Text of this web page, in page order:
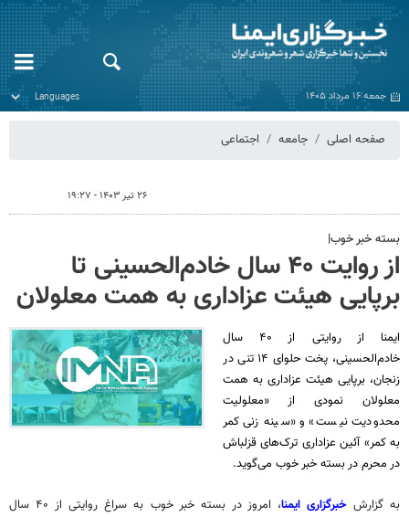
جمعه ۱۶ مرداد ۱۴۰۵
صفحه اصلی جامعه اجتماعی
۲۶ تیر ۱۴۰۳ - ۱۹:۲۷
بسته خبر خوب|
از روایت ۴۰ سال خادم‌الحسینی تا
برپایی هیئت عزاداری به همت معلولان
ایمنا از روایتی از ۴۰ سال
خادم‌الحسینی، پخت حلوای ۱۴ تنی در
زنجان، برپایی هیئت عزاداری به همت
معلولان نمودی از «معلولیت
محدودیت نیست» و «سینه زنی کمر
به کمر» آئین عزاداری ترک‌های قزلباش
در محرم در بسته خبر خوب می‌گوید.
به گزارشخبرگزاری ایمنا
، امروز در بسته خبر خوب به سراغ روایتی از ۴۰ سال